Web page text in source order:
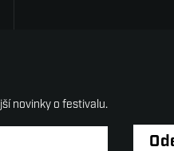
novinky o festivalu.